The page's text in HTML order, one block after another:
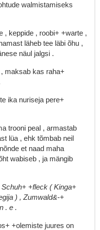
walmistamiseks
, keppide , roobi+ +warte ,
läheb tee läbi õhu ,
näul jalgsi .
, maksab kas raha+
ika nuriseja pere+
trooni peal , armastab
lüa , ehk tõmbab neil
nõnde et naad maha
wabiseb , ja mängib
Schuh+ +fleck ( Kinga+
) , Zumwald&-+
n . e .
+olemiste juures on